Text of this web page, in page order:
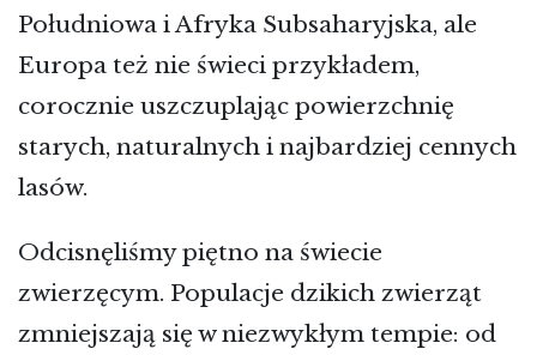
Południowa i Afryka Subsaharyjska, ale
Europa też nie świeci przykładem,
corocznie uszczuplając powierzchnię
starych, naturalnych i najbardziej cennych
lasów.
Odcisnęliśmy piętno na świecie
zwierzęcym. Populacje dzikich zwierząt
zmniejszają się w niezwykłym tempie: od